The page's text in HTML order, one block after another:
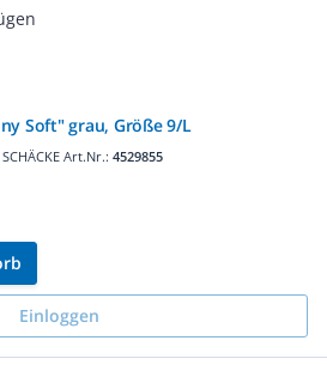
Soft" grau, Größe 9/L
SCHÄCKE Art.Nr.: 4529855
Einloggen